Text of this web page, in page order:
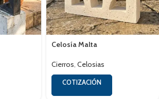
Celosía Malta
Cierros, Celosias
COTIZACIÓN